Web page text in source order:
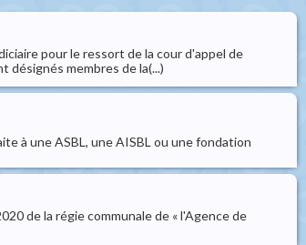
pour le ressort de la cour d'appel de
membres de la(...)
à une ASBL, une AISBL ou une fondation
de la régie communale de « l'Agence de